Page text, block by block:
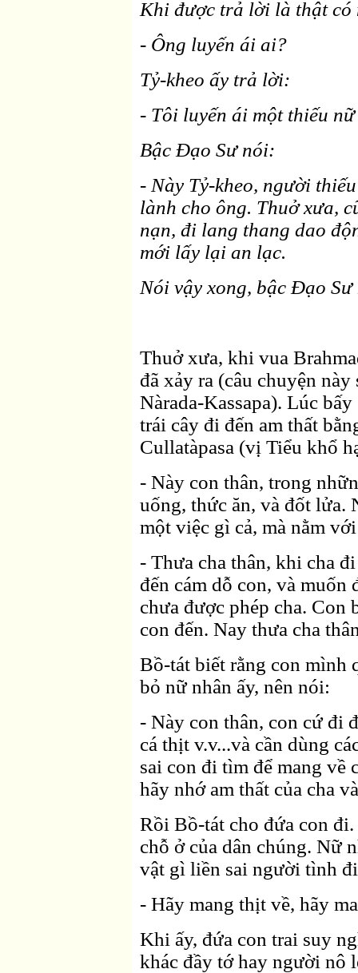
Khi được trả lời là thật có
- Ông luyến ái ai?
Tỷ-kheo ấy trả lời:
- Tôi luyến ái một thiếu nữ
Bậc Ðạo Sư nói:
- Này Tỷ-kheo, người
lành cho ông. Thuở xưa,
nạn, đi lang thang dao
mới lấy lại an lạc.
Nói vậy xong, bậc Ðạo Sư
Thuở xưa, khi vua
đã xảy ra (câu chuyện
Nàrada-Kassapa). Lúc
trái cây đi đến am thất
Cullatàpasa (vị Tiểu khổ
- Này con thân, trong
uống, thức ăn, và đốt lửa.
một việc gì cả, mà nằm
- Thưa cha thân, khi cha
đến cám dỗ con, và
chưa được phép cha. Con
con đến. Nay thưa cha
Bồ-tát biết rằng con mình
bỏ nữ nhân ấy, nên nói:
- Này con thân, con cứ đi
cá thịt v.v...và cần dùng
sai con đi tìm để mang về
hãy nhớ am thất của cha
Rồi Bồ-tát cho đứa con
chỗ ở của dân chúng. Nữ
vật gì liền sai người tình
- Hãy mang thịt về, hãy
Khi ấy, đứa con trai suy
khác đầy tớ hay người nô